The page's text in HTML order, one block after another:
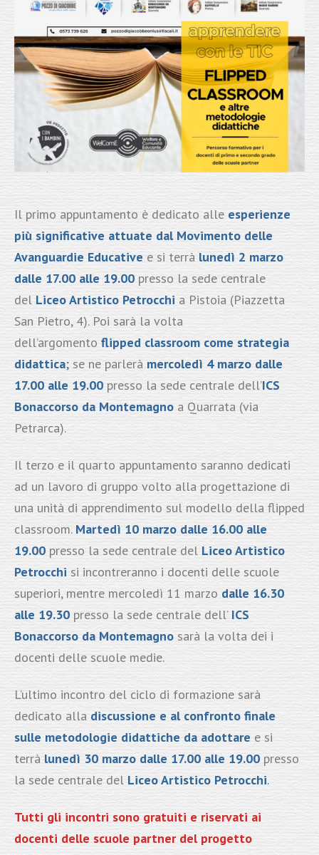
Il primo appuntamento è dedicato alle esperienze
più significative attuate dal Movimento delle
Avanguardie Educativee si terràlunedì 2 marzo
dalle 17.00 alle 19.00 presso la sede centrale
delLiceo Artistico Petrocchi a Pistoia (Piazzetta
San Pietro, 4). Poi sarà la volta
dell’argomento flipped classroom come strategia
didattica;se ne parleràmercoledì 4 marzo dalle
17.00 alle 19.00 presso la sede centrale dell’ICS
Bonaccorso da Montemagnoa Quarrata (via
Petrarca).
Il terzo e il quarto appuntamento saranno dedicati
ad un lavoro di gruppo volto alla progettazione di
una unità di apprendimento sul modello della flipped
classroom. Martedì 10 marzo dalle 16.00 alle
19.00presso la sede centrale del Liceo Artistico
Petrocchi si incontreranno i docenti delle scuole
superiori, mentre mercoledì 11 marzo dalle 16.30
alle 19.30presso la sede centrale dell’ ICS
Bonaccorso da Montemagno sarà la volta dei i
docenti delle scuole medie.
L’ultimo incontro del ciclo di formazione sarà
dedicato alla discussione e al confronto finale
sulle metodologie didattiche da adottare e si
terrà lunedì 30 marzo dalle 17.00 alle 19.00presso
la sede centrale del LiceoArtistico Petrocchi.
Tutti gli incontri sono gratuiti e riservati ai
docenti delle scuole partner del progetto